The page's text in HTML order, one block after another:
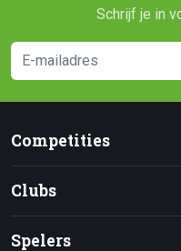
Schrijf je in
Competities
Clubs
Spelers